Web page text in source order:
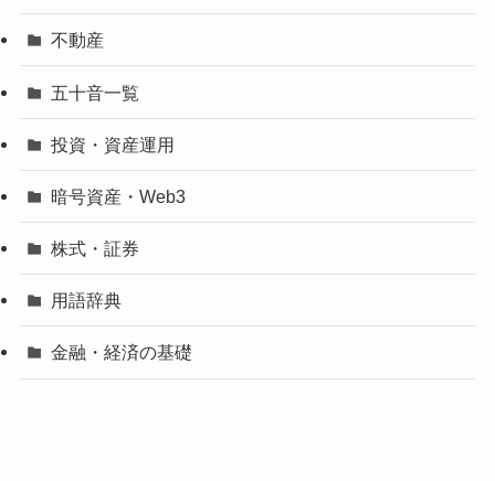
不動産
五十音一覧
投資・資産運用
暗号資産・Web3
株式・証券
用語辞典
金融・経済の基礎